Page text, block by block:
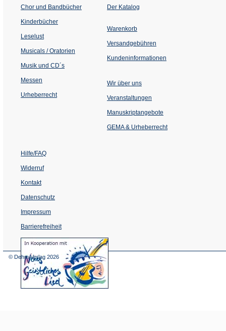
Chor und Bandbücher
Kinderbücher
Leselust
Musicals / Oratorien
Musik und CD´s
Messen
Urheberrecht
Der Katalog
Warenkorb
Versandgebühren
Kundeninformationen
Wir über uns
Veranstaltungen
einem
Tab)
Manuskriptangebote
GEMA & Urheberrecht
Hilfe/FAQ
Widerruf
Kontakt
Datenschutz
Impressum
Barrierefreiheit
(Öffnet
in
© Dehm Verlag 2026